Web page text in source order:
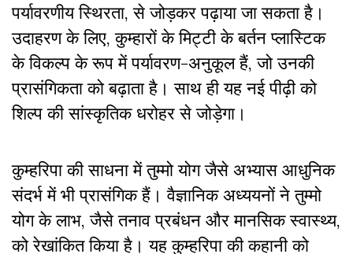
पर्यावरणीय स्थिरता, से जोड़कर पढ़ाया जा सकता है।
उदाहरण के लिए, कुम्हारों के मिट्टी के बर्तन प्लास्टिक
के विकल्प के रूप में पर्यावरण-अनुकूल हैं, जो उनकी
प्रासंगिकता को बढ़ाता है। साथ ही यह नई पीढ़ी को
शिल्प की सांस्कृतिक धरोहर से जोड़ेगा।
कुम्हरिपा की साधना में तुम्मो योग जैसे अभ्यास आधुनिक
संदर्भ में भी प्रासंगिक हैं। वैज्ञानिक अध्ययनों ने तुम्मो
योग के लाभ, जैसे तनाव प्रबंधन और मानसिक स्वास्थ्य,
को रेखांकित किया है। यह कुम्हरिपा की कहानी को